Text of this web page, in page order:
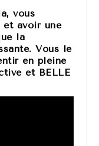
vous
et avoir une
la
Vous le
en pleine
et BELLE